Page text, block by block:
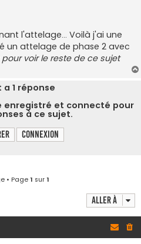
l'attelage... Voilà j'ai une
un attelage de phase 2 avec
voir le reste de ce sujet
a 1 réponse
enregistré et connecté pour
à ce sujet.
Connexion
• Page1 sur1
Aller à